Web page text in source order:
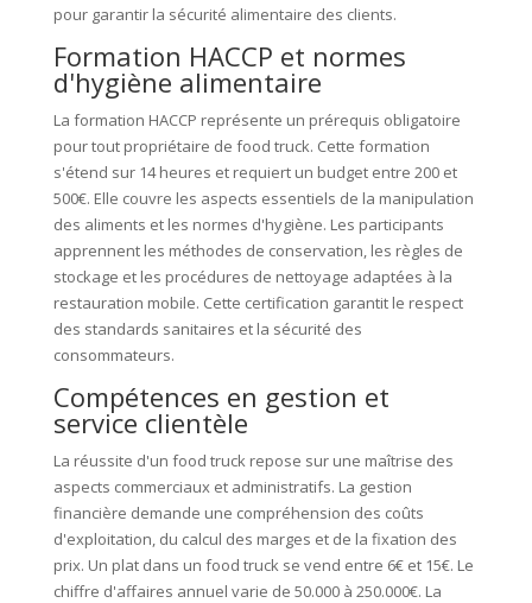
pour garantir la sécurité alimentaire des clients.
Formation HACCP et normes
d'hygiène alimentaire
La formation HACCP représente un prérequis obligatoire
pour tout propriétaire de food truck. Cette formation
s'étend sur 14 heures et requiert un budget entre 200 et
500€. Elle couvre les aspects essentiels de la manipulation
des aliments et les normes d'hygiène. Les participants
apprennent les méthodes de conservation, les règles de
stockage et les procédures de nettoyage adaptées à la
restauration mobile. Cette certification garantit le respect
des standards sanitaires et la sécurité des
consommateurs.
Compétences en gestion et
service clientèle
La réussite d'un food truck repose sur une maîtrise des
aspects commerciaux et administratifs. La gestion
financière demande une compréhension des coûts
d'exploitation, du calcul des marges et de la fixation des
prix. Un plat dans un food truck se vend entre 6€ et 15€. Le
chiffre d'affaires annuel varie de 50.000 à 250.000€. La